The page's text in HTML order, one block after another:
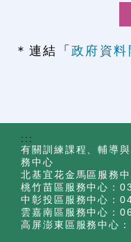
＊連結「 政府資
:::
有關訓練課程、輔導
務中心
北基宜花金馬區服務
桃竹苗區服務中心：
中彰投區服務中心：
雲嘉南區服務中心：
高屏澎東區服務中心